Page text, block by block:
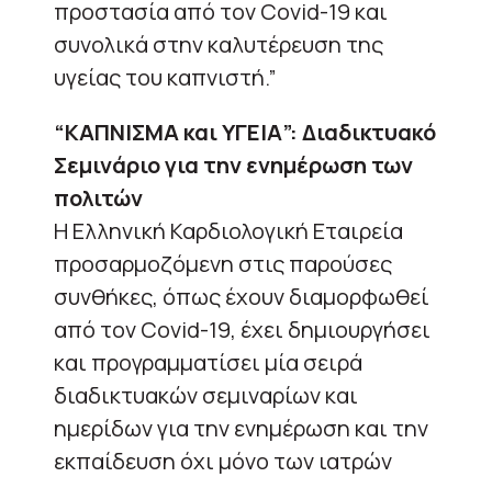
προστασία από τον Covid-19 και
συνολικά στην καλυτέρευση της
υγείας του καπνιστή.”
“ΚΑΠΝΙΣΜΑ και ΥΓΕΙΑ”: Διαδικτυακό
Σεμινάριο για την ενημέρωση των
πολιτών
Η Ελληνική Καρδιολογική Εταιρεία
προσαρμοζόμενη στις παρούσες
συνθήκες, όπως έχουν διαμορφωθεί
από τον Covid-19, έχει δημιουργήσει
και προγραμματίσει μία σειρά
διαδικτυακών σεμιναρίων και
ημερίδων για την ενημέρωση και την
εκπαίδευση όχι μόνο των ιατρών